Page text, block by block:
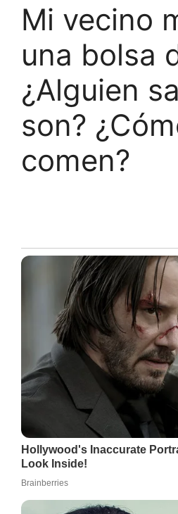
Mi vecino
una bolsa
¿Alguien
son?
comen?